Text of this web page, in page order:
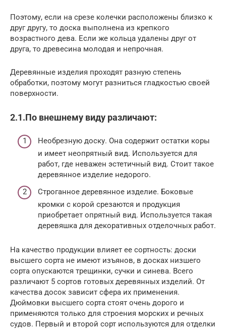
Поэтому, если на срезе колечки расположены близко к
друг другу, то доска выполнена из крепкого
возрастного дева. Если же кольца удалены друг от
друга, то древесина молодая и непрочная.
Деревянные изделия проходят разную степень
обработки, поэтому могут разниться гладкостью своей
поверхности.
2.1.По внешнему виду различают:
Необрезную доску. Она содержит остатки коры
и имеет неопрятный вид. Используется для
работ, где неважен эстетичный вид. Стоит такое
деревянное изделие недорого.
Строганное деревянное изделие. Боковые
кромки с корой срезаются и продукция
приобретает опрятный вид. Используется такая
деревяшка для декоративных отделочных работ.
На качество продукции влияет ее сортность: доски
высшего сорта не имеют изъянов, в досках низшего
сорта опускаются трещинки, сучки и синева. Всего
различают 5 сортов готовых деревянных изделий. От
качества досок зависит сфера их применения.
Дюймовки высшего сорта стоят очень дорого и
применяются только для строения морских и речных
судов. Первый и второй сорт используются для отделки